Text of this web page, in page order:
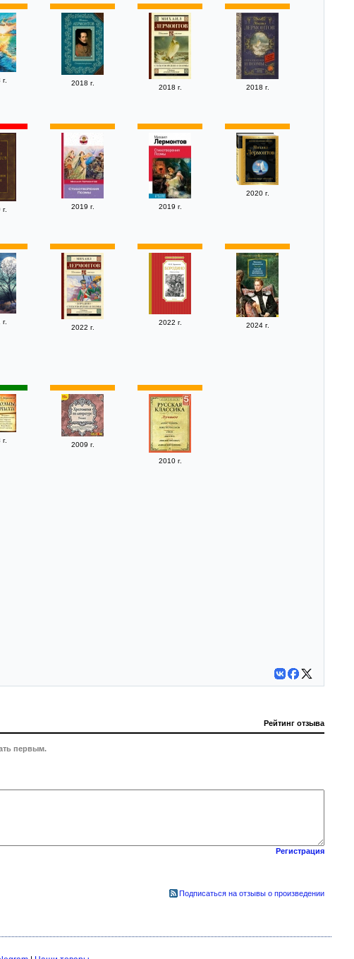
2018 г.
2018 г. 2018 г.
2019 г. 2019 г.
2020 г.
2022 г.
2022 г. 2024 г.
2009 г.
2010 г.
Рейтинг отзыва
первым.
Регистрация
Подписаться на отзывы о произведении